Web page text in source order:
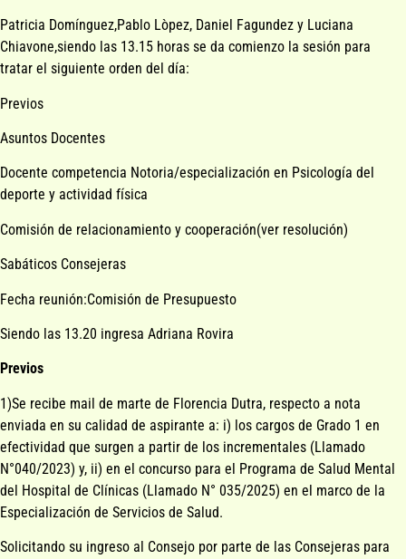
Patricia Domínguez,Pablo Lòpez, Daniel Fagundez y Luciana
Chiavone,siendo las 13.15 horas se da comienzo la sesión para
tratar el siguiente orden del día:
Previos
Asuntos Docentes
Docente competencia Notoria/especialización en Psicología del
deporte y actividad física
Comisión de relacionamiento y cooperación(ver resolución)
Sabáticos Consejeras
Fecha reunión:Comisión de Presupuesto
Siendo las 13.20 ingresa Adriana Rovira
Previos
1)Se recibe mail de marte de Florencia Dutra, respecto a nota
enviada en su calidad de aspirante a: i) los cargos de Grado 1 en
efectividad que surgen a partir de los incrementales (Llamado
N°040/2023) y, ii) en el concurso para el Programa de Salud Mental
del Hospital de Clínicas (Llamado N° 035/2025) en el marco de la
Especialización de Servicios de Salud.
Solicitando su ingreso al Consejo por parte de las Consejeras para